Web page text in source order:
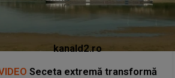
kanald2.ro
Seceta extremă transformă